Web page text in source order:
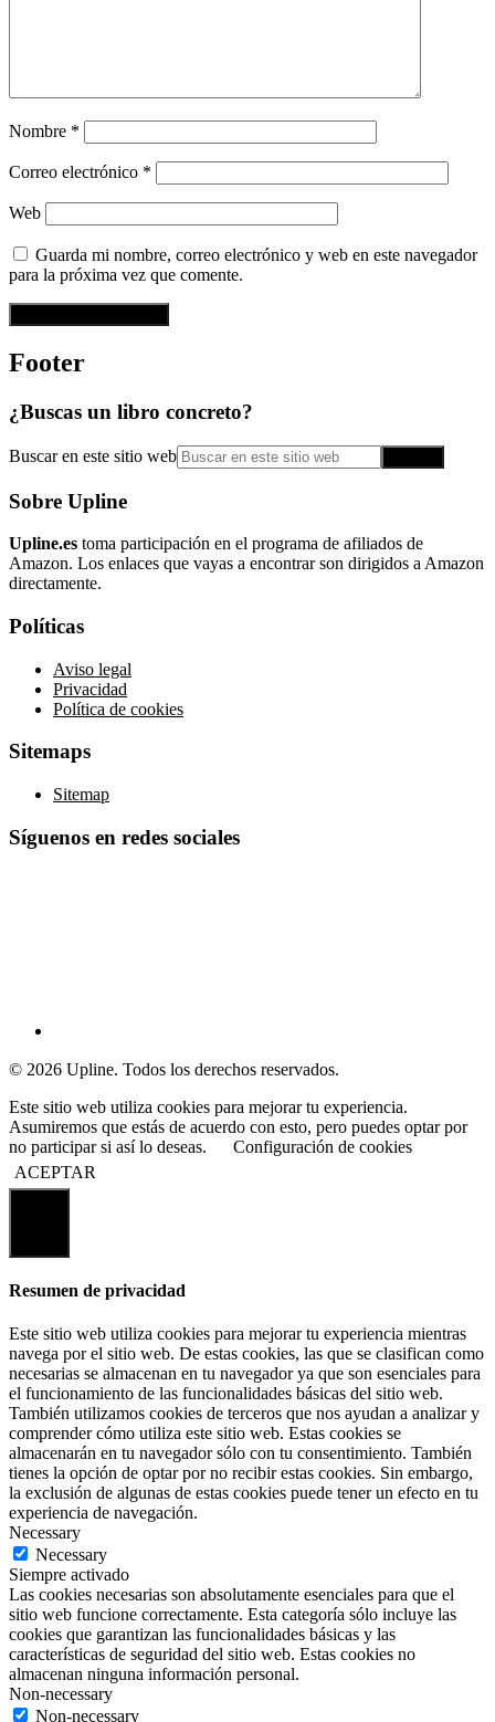
Nombre *
Correo electrónico *
Web
Guarda mi nombre, correo electrónico y web en este navegador
para la próxima vez que comente.
Footer
¿Buscas un libro concreto?
Buscar en este sitio web
Sobre Upline
Upline.es toma participación en el programa de afiliados de
Amazon. Los enlaces que vayas a encontrar son dirigidos a Amazon
directamente.
Políticas
Aviso legal
Privacidad
Política de cookies
Sitemaps
Sitemap
Síguenos en redes sociales
© 2026 Upline. Todos los derechos reservados.
Este sitio web utiliza cookies para mejorar tu experiencia.
Asumiremos que estás de acuerdo con esto, pero puedes optar por
no participar si así lo deseas.
Configuración de cookies
ACEPTAR
Resumen de privacidad
Este sitio web utiliza cookies para mejorar tu experiencia mientras
navega por el sitio web. De estas cookies, las que se clasifican como
necesarias se almacenan en tu navegador ya que son esenciales para
el funcionamiento de las funcionalidades básicas del sitio web.
También utilizamos cookies de terceros que nos ayudan a analizar y
comprender cómo utiliza este sitio web. Estas cookies se
almacenarán en tu navegador sólo con tu consentimiento. También
tienes la opción de optar por no recibir estas cookies. Sin embargo,
la exclusión de algunas de estas cookies puede tener un efecto en tu
experiencia de navegación.
Necessary
Necessary
Siempre activado
Las cookies necesarias son absolutamente esenciales para que el
sitio web funcione correctamente. Esta categoría sólo incluye las
cookies que garantizan las funcionalidades básicas y las
características de seguridad del sitio web. Estas cookies no
almacenan ninguna información personal.
Non-necessary
Non-necessary